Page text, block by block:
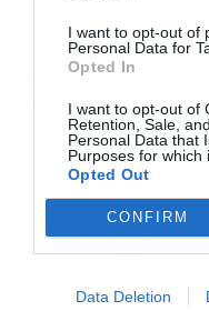
I want to opt-out of
Personal Data for
Opted In
I want to opt-out of
Retention, Sale,
Personal Data that
Purposes for which
Opted Out
CONFIRM
Data Deletion
ΡΟΗ ΕΙΔΗΣΕΩΝ
Ανερχόμενη
απορριμμάτων στο
17:31 Σε 57χρονη
Λυκαβηττό
Δια θαλάσσης